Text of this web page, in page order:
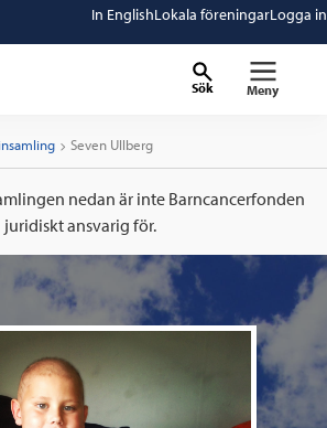
In EnglishLokala föreningarLogga in
Sök Meny
Current:
Seven Ullberg
nedan är inte Barncancerfonden
juridiskt ansvarig för.